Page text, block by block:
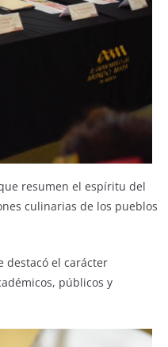
resumen el espíritu del
culinarias de los pueblos
destacó el carácter
públicos y